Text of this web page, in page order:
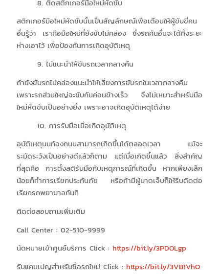
8. ติดสติกเกอร์มือใหม่หัดขับ
สติกเกอร์มือใหม่หัดขับนั้นเป็นสัญลักษณ์เพื่อเตือนให้ผู้ขับขี่คน
อื่นรู้ว่า เราคือมือใหม่ที่ยังขับไม่คล่อง ซึ่งรถคันอื่นจะได้ทิ้งระยะ
ห่างเอาไว้ เพื่อป้องกันการเกิดอุบัติเหตุ
9. ไม่แนะนำให้ขับรถเวลากลางคืน
ถ้ายังขับรถไม่คล่องแนะนำให้เลี่ยงการขับรถในเวลากลางคืน
เพราะรถส่วนใหญ่จะขับกันค่อนข้างเร็ว จึงไม่เหมาะสำหรับมือ
ใหม่หัดขับเป็นอย่างยิ่ง เพราะอาจเกิดอุบัติเหตุได้ง่าย
10. การรับมือเมื่อเกิดอุบัติเหตุ
อุบัติเหตุบนท้องถนนสามารถเกิดขึ้นได้ตลอดเวลา แม้จะ
ระมัดระวังเป็นอย่างดีแล้วก็ตาม แต่เมื่อเกิดขึ้นแล้ว สิ่งสำคัญ
ที่สุดคือ การตั้งสติรับมือกับเหตุการณ์ที่เกิดขึ้น หากเพียงเล็ก
น้อยก็ทำการเรียกประกันภัย หรือถ้ามีผู้บาดเจ็บก็ให้รีบติดต่อ
เรียกรถพยาบาลทันที
ติดต่อสอบถามเพิ่มเติม
Call Center : 02-510-9999
นัดหมายเข้าศูนย์บริการ Click : https://bit.ly/3PDOLgp
รับแคมเปญสำหรับซื้อรถใหม่ Click : https://bit.ly/3VB1VhO